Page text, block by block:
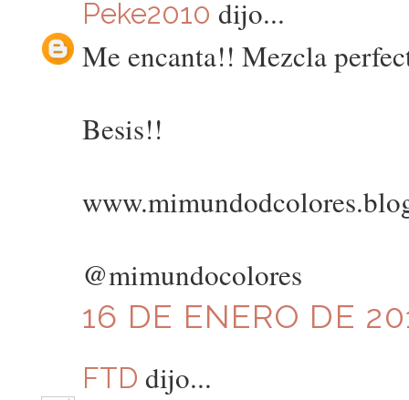
Peke2010 dijo...
Me encanta!! Mezcla
Besis!!
@mimundocolores
16 DE ENERO DE
FTD dijo...